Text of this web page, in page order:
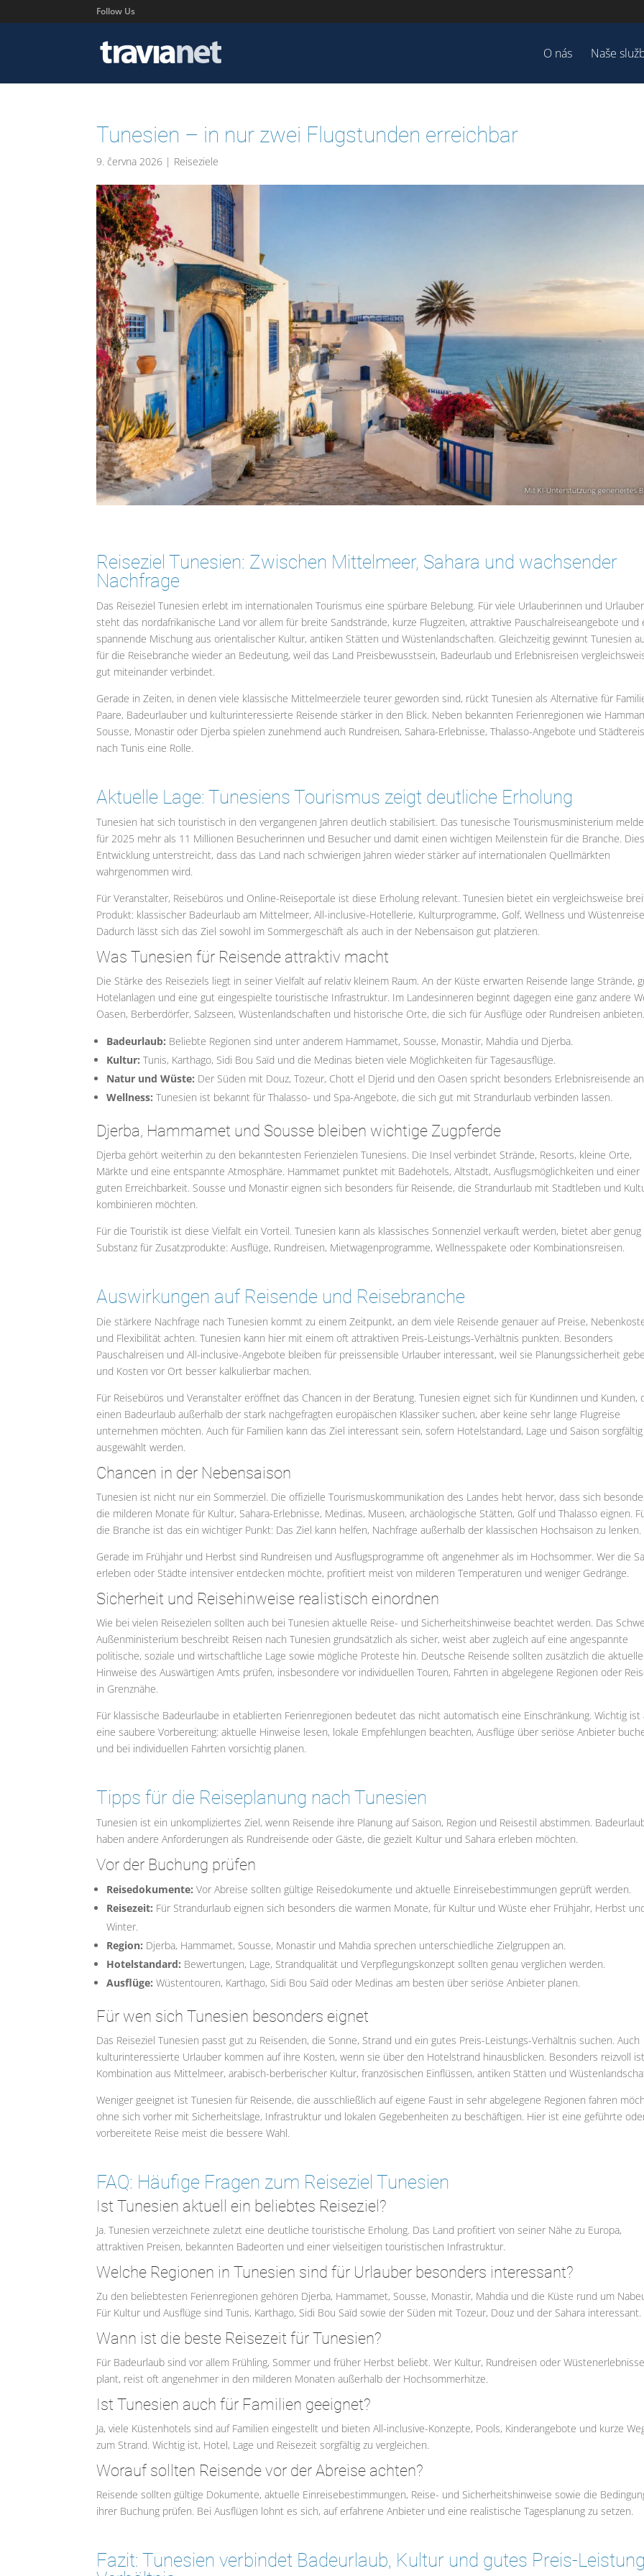
Follow Us
O nás Naše
Tunesien – in nur zwei Flugstunden erreichbar
9. června 2026 | Reiseziele
Reiseziel Tunesien: Zwischen Mittelmeer, Sahara und wachsender
Nachfrage
Das Reiseziel Tunesien erlebt im internationalen Tourismus eine spürbare Belebung. Für viele Urlauberinnen und Urlauber
steht das nordafrikanische Land vor allem für breite Sandstrände, kurze Flugzeiten, attraktive Pauschalreiseangebote und
spannende Mischung aus orientalischer Kultur, antiken Stätten und Wüstenlandschaften. Gleichzeitig gewinnt Tunesien
für die Reisebranche wieder an Bedeutung, weil das Land Preisbewusstsein, Badeurlaub und Erlebnisreisen
gut miteinander verbindet.
Gerade in Zeiten, in denen viele klassische Mittelmeerziele teurer geworden sind, rückt Tunesien als Alternative für
Paare, Badeurlauber und kulturinteressierte Reisende stärker in den Blick. Neben bekannten Ferienregionen wie
Sousse, Monastir oder Djerba spielen zunehmend auch Rundreisen, Sahara-Erlebnisse, Thalasso-Angebote und
nach Tunis eine Rolle.
Aktuelle Lage: Tunesiens Tourismus zeigt deutliche Erholung
Tunesien hat sich touristisch in den vergangenen Jahren deutlich stabilisiert. Das tunesische Tourismusministerium
für 2025 mehr als 11 Millionen Besucherinnen und Besucher und damit einen wichtigen Meilenstein für die Branche.
Entwicklung unterstreicht, dass das Land nach schwierigen Jahren wieder stärker auf internationalen Quellmärkten
wahrgenommen wird.
Für Veranstalter, Reisebüros und Online-Reiseportale ist diese Erholung relevant. Tunesien bietet ein vergleichsweise
Produkt: klassischer Badeurlaub am Mittelmeer, All-inclusive-Hotellerie, Kulturprogramme, Golf, Wellness und
Dadurch lässt sich das Ziel sowohl im Sommergeschäft als auch in der Nebensaison gut platzieren.
Was Tunesien für Reisende attraktiv macht
Die Stärke des Reiseziels liegt in seiner Vielfalt auf relativ kleinem Raum. An der Küste erwarten Reisende lange Strände,
Hotelanlagen und eine gut eingespielte touristische Infrastruktur. Im Landesinneren beginnt dagegen eine ganz andere
Oasen, Berberdörfer, Salzseen, Wüstenlandschaften und historische Orte, die sich für Ausflüge oder Rundreisen anbieten.
Badeurlaub: Beliebte Regionen sind unter anderem Hammamet, Sousse, Monastir, Mahdia und Djerba.
Kultur: Tunis, Karthago, Sidi Bou Saïd und die Medinas bieten viele Möglichkeiten für Tagesausflüge.
Natur und Wüste: Der Süden mit Douz, Tozeur, Chott el Djerid und den Oasen spricht besonders Erlebnisreisende
Wellness: Tunesien ist bekannt für Thalasso- und Spa-Angebote, die sich gut mit Strandurlaub verbinden lassen.
Djerba, Hammamet und Sousse bleiben wichtige Zugpferde
Djerba gehört weiterhin zu den bekanntesten Ferienzielen Tunesiens. Die Insel verbindet Strände, Resorts, kleine Orte,
Märkte und eine entspannte Atmosphäre. Hammamet punktet mit Badehotels, Altstadt, Ausflugsmöglichkeiten und einer
guten Erreichbarkeit. Sousse und Monastir eignen sich besonders für Reisende, die Strandurlaub mit Stadtleben und
kombinieren möchten.
Für die Touristik ist diese Vielfalt ein Vorteil. Tunesien kann als klassisches Sonnenziel verkauft werden, bietet aber genug
Substanz für Zusatzprodukte: Ausflüge, Rundreisen, Mietwagenprogramme, Wellnesspakete oder Kombinationsreisen.
Auswirkungen auf Reisende und Reisebranche
Die stärkere Nachfrage nach Tunesien kommt zu einem Zeitpunkt, an dem viele Reisende genauer auf Preise,
und Flexibilität achten. Tunesien kann hier mit einem oft attraktiven Preis-Leistungs-Verhältnis punkten. Besonders
Pauschalreisen und All-inclusive-Angebote bleiben für preissensible Urlauber interessant, weil sie Planungssicherheit
und Kosten vor Ort besser kalkulierbar machen.
Für Reisebüros und Veranstalter eröffnet das Chancen in der Beratung. Tunesien eignet sich für Kundinnen und Kunden,
einen Badeurlaub außerhalb der stark nachgefragten europäischen Klassiker suchen, aber keine sehr lange Flugreise
unternehmen möchten. Auch für Familien kann das Ziel interessant sein, sofern Hotelstandard, Lage und Saison sorgfältig
ausgewählt werden.
Chancen in der Nebensaison
Tunesien ist nicht nur ein Sommerziel. Die offizielle Tourismuskommunikation des Landes hebt hervor, dass sich
die milderen Monate für Kultur, Sahara-Erlebnisse, Medinas, Museen, archäologische Stätten, Golf und Thalasso eignen.
die Branche ist das ein wichtiger Punkt: Das Ziel kann helfen, Nachfrage außerhalb der klassischen Hochsaison zu lenken.
Gerade im Frühjahr und Herbst sind Rundreisen und Ausflugsprogramme oft angenehmer als im Hochsommer. Wer die
erleben oder Städte intensiver entdecken möchte, profitiert meist von milderen Temperaturen und weniger Gedränge.
Sicherheit und Reisehinweise realistisch einordnen
Wie bei vielen Reisezielen sollten auch bei Tunesien aktuelle Reise- und Sicherheitshinweise beachtet werden. Das
Außenministerium beschreibt Reisen nach Tunesien grundsätzlich als sicher, weist aber zugleich auf eine angespannte
politische, soziale und wirtschaftliche Lage sowie mögliche Proteste hin. Deutsche Reisende sollten zusätzlich die
Hinweise des Auswärtigen Amts prüfen, insbesondere vor individuellen Touren, Fahrten in abgelegene Regionen oder
in Grenznähe.
Für klassische Badeurlaube in etablierten Ferienregionen bedeutet das nicht automatisch eine Einschränkung. Wichtig ist
eine saubere Vorbereitung: aktuelle Hinweise lesen, lokale Empfehlungen beachten, Ausflüge über seriöse Anbieter
und bei individuellen Fahrten vorsichtig planen.
Tipps für die Reiseplanung nach Tunesien
Tunesien ist ein unkompliziertes Ziel, wenn Reisende ihre Planung auf Saison, Region und Reisestil abstimmen.
haben andere Anforderungen als Rundreisende oder Gäste, die gezielt Kultur und Sahara erleben möchten.
Vor der Buchung prüfen
Reisedokumente: Vor Abreise sollten gültige Reisedokumente und aktuelle Einreisebestimmungen geprüft werden.
Reisezeit: Für Strandurlaub eignen sich besonders die warmen Monate, für Kultur und Wüste eher Frühjahr, Herbst
Winter.
Region: Djerba, Hammamet, Sousse, Monastir und Mahdia sprechen unterschiedliche Zielgruppen an.
Hotelstandard: Bewertungen, Lage, Strandqualität und Verpflegungskonzept sollten genau verglichen werden.
Ausflüge: Wüstentouren, Karthago, Sidi Bou Saïd oder Medinas am besten über seriöse Anbieter planen.
Für wen sich Tunesien besonders eignet
Das Reiseziel Tunesien passt gut zu Reisenden, die Sonne, Strand und ein gutes Preis-Leistungs-Verhältnis suchen. Auch
kulturinteressierte Urlauber kommen auf ihre Kosten, wenn sie über den Hotelstrand hinausblicken. Besonders reizvoll
Kombination aus Mittelmeer, arabisch-berberischer Kultur, französischen Einflüssen, antiken Stätten und
Weniger geeignet ist Tunesien für Reisende, die ausschließlich auf eigene Faust in sehr abgelegene Regionen fahren
ohne sich vorher mit Sicherheitslage, Infrastruktur und lokalen Gegebenheiten zu beschäftigen. Hier ist eine geführte
vorbereitete Reise meist die bessere Wahl.
FAQ: Häufige Fragen zum Reiseziel Tunesien
Ist Tunesien aktuell ein beliebtes Reiseziel?
Ja. Tunesien verzeichnete zuletzt eine deutliche touristische Erholung. Das Land profitiert von seiner Nähe zu Europa,
attraktiven Preisen, bekannten Badeorten und einer vielseitigen touristischen Infrastruktur.
Welche Regionen in Tunesien sind für Urlauber besonders interessant?
Zu den beliebtesten Ferienregionen gehören Djerba, Hammamet, Sousse, Monastir, Mahdia und die Küste rund um
Für Kultur und Ausflüge sind Tunis, Karthago, Sidi Bou Saïd sowie der Süden mit Tozeur, Douz und der Sahara interessant.
Wann ist die beste Reisezeit für Tunesien?
Für Badeurlaub sind vor allem Frühling, Sommer und früher Herbst beliebt. Wer Kultur, Rundreisen oder Wüstenerlebnisse
plant, reist oft angenehmer in den milderen Monaten außerhalb der Hochsommerhitze.
Ist Tunesien auch für Familien geeignet?
Ja, viele Küstenhotels sind auf Familien eingestellt und bieten All-inclusive-Konzepte, Pools, Kinderangebote und kurze
zum Strand. Wichtig ist, Hotel, Lage und Reisezeit sorgfältig zu vergleichen.
Worauf sollten Reisende vor der Abreise achten?
Reisende sollten gültige Dokumente, aktuelle Einreisebestimmungen, Reise- und Sicherheitshinweise sowie die
ihrer Buchung prüfen. Bei Ausflügen lohnt es sich, auf erfahrene Anbieter und eine realistische Tagesplanung zu setzen.
Fazit: Tunesien verbindet Badeurlaub, Kultur und gutes Preis-